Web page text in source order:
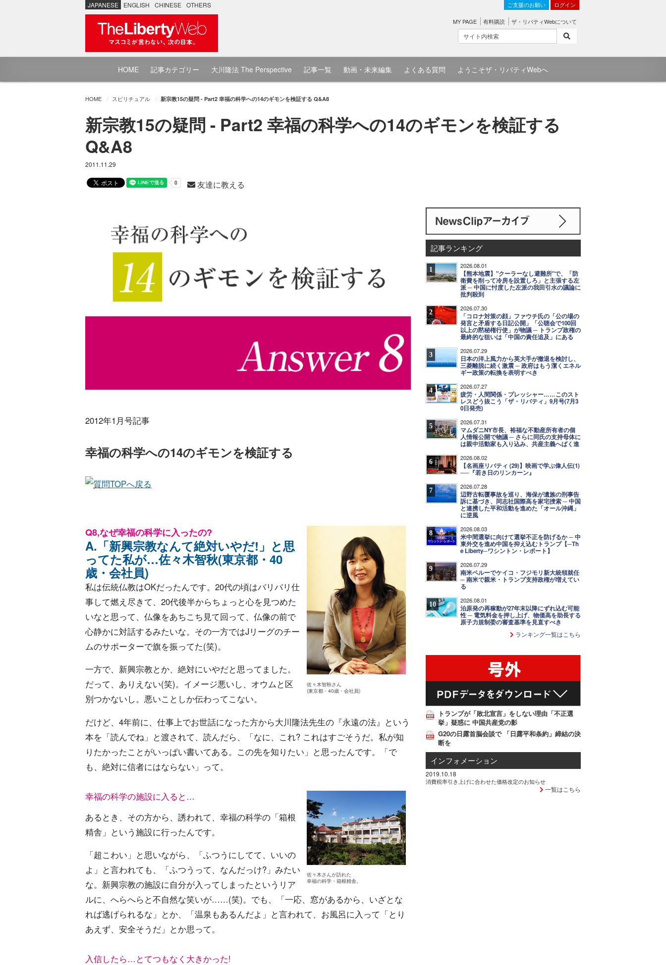
JAPANESE ENGLISH CHINESE OTHERS ご支援のお願い ログイン
MY PAGE 有料購読 ザ・リバティWebについて
HOME 記事カテゴリー 大川隆法 The Perspective 記事一覧 動画・未来編集 よくある質問 ようこそザ・リバティWebへ
HOME スピリチュアル 新宗教15の疑問 - Part2 幸福の科学への14のギモンを検証する Q&A8
新宗教15の疑問 - Part2 幸福の科学への14のギモンを検証する
Q&A8
2011.11.29
友達に教える
2012年1月号記事
幸福の科学への14のギモンを検証する
佐々木智秋さん
(東京都・40歳・会社員)
Q8,なぜ幸福の科学に入ったの?
A.「新興宗教なんて絶対いやだ!」と思
ってた私が…佐々木智秋(東京都・40
歳・会社員)
私は伝統仏教はOKだったんです。20代の頃はバリバリ仕
事して燃え尽きて、20代後半からちょっと心を見つめた
いなと思って、仏像をあちこち見て回って、仏像の前で
心静かに対話するみたいな。その一方ではJリーグのチー
ムのサポーターで旗を振ってた(笑)。
一方で、新興宗教とか、絶対にいやだと思ってました。
だって、ありえない(笑)。イメージ悪いし、オウムと区
別つかないし。悪いことしか伝わってこない。
だけど、4年前に、仕事上でお世話になった方から大川隆法先生の『永遠の法』という
本を「読んでね」と渡されて、読んだら、「なに、これ? これはすごそうだ。私が知
りたかったことがいっぱい書いてある。この先を知りたい」と思ったんです。「で
も、絶対に信者にはならない」って。
佐々木さんが訪れた
幸福の科学・箱根精舎。
幸福の科学の施設に入ると…
あるとき、その方から、誘われて、幸福の科学の「箱根
精舎」という施設に行ったんです。
「超こわい」と思いながら、「ふつうにしてて、いいの
よ」と言われても、「ふつうって、なんだっけ?」みたい
な。新興宗教の施設に自分が入ってしまったというリア
ルに、へらへらと不自然な笑いが……(笑)。でも、「一応、窓があるから、いざとな
れば逃げられるな」とか、「温泉もあるんだよ」と言われて、お風呂に入って「とり
あえず、安全そうだ」とか思って。
入信したら…とてつもなく大きかった!
記事ランキング
1 2026.08.01
【熊本地震】"クーラーなし避難所"で、「防
衛費を削って冷房を設置しろ」と主張する左
派 ─ 中国に忖度した左派の我田引水の議論に
批判殺到
2 2026.07.30
「コロナ対策の顔」ファウチ氏の「公の場の
発言と矛盾する日記公開」「公聴会で100回
以上の黙秘権行使」が物議 ─ トランプ政権の
最終的な狙いは「中国の責任追及」にある
3 2026.07.29
日本の洋上風力から英大手が撤退を検討し、
三菱離脱に続く激震 ─ 政府はもう潔くエネル
ギー政策の転換を表明すべき
4 2026.07.27
疲労・人間関係・プレッシャー……このスト
レスどう抜こう「ザ・リバティ」9月号(7月3
0日発売)
5 2026.07.31
マムダニNY市長、裕福な不動産所有者の個
人情報公開で物議 ─ さらに同氏の支持母体に
は親中活動家も入り込み、共産主義へばく進
6 2026.08.02
【名画座リバティ (29)】映画で学ぶ偉人伝(1)
──『若き日のリンカーン』
7 2026.07.28
辺野古転覆事故を巡り、海保が遺族の刑事告
訴に基づき、同志社国際高を家宅捜索 ─ 中国
と連携した平和活動を進めた「オール沖縄」
に逆風
8 2026.08.03
米中間選挙に向けて選挙不正を防げるか ─ 中
東外交を進め中国を抑え込むトランプ【─Th
e Liberty─ワシントン・レポート】
9 2026.07.29
南米ペルーでケイコ・フジモリ新大統領就任
─ 南米で親米・トランプ支持政権が増えてい
る
10 2026.08.01
泊原発の再稼動が27年末以降にずれ込む可能
性 ─ 電気料金を押し上げ、物価高を助長する
原子力規制委の審査基準を見直すべき
ランキング一覧はこちら
トランプが「敗北宣言」をしない理由「不正選
挙」疑惑に 中国共産党の影
G20の日露首脳会談で 「日露平和条約」締結の決
断を
インフォメーション
2019.10.18
消費税率引き上げに合わせた価格改定のお知らせ
一覧はこちら